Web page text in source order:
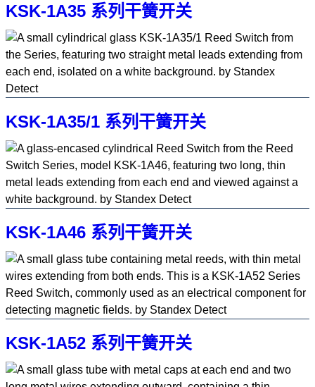
KSK-1A35 系列干簧开关
KSK-1A35/1 系列干簧开关
KSK-1A46 系列干簧开关
KSK-1A52 系列干簧开关